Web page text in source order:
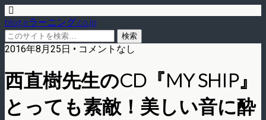
blog.eラーニング.co.jp
2016年8月25日 • コメントなし
西直樹先生のCD『MY SHIP』
とっても素敵！美しい音に酔